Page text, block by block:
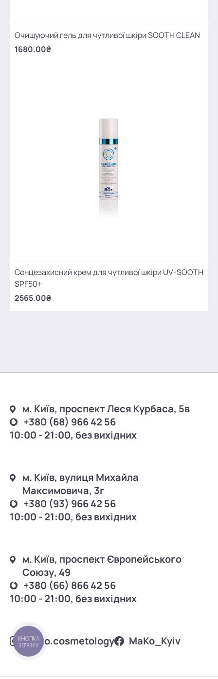
Очищуючий гель для чутливої шкіри SOOTH CLEAN
1680.00₴
Сонцезахисний крем для чутливої шкіри UV-SOOTH
SPF50+
2565.00₴
м. Київ, проспект Леся Курбаса, 5в
+380 (68) 966 42 56
10:00 - 21:00, без вихідних
м. Київ, вулиця Михайла
Максимовича, 3г
+380 (93) 966 42 56
10:00 - 21:00, без вихідних
м. Київ, проспект Європейського
Союзу, 49
+380 (66) 866 42 56
10:00 - 21:00, без вихідних
mako.cosmetology MаKo_Kyiv
КНОПКА
ЗВ'ЯЗКУ